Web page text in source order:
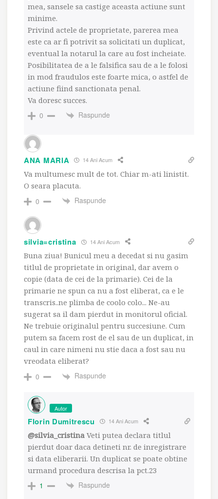
mea, sansele sa castige aceasta actiune sunt
minime.
Privind actele de proprietate, parerea mea
este ca ar fi potrivit sa solicitati un duplicat,
eventual la notarul la care au fost incheiate.
Posibilitatea de a le falsifica sau de a le folosi
in mod fraudulos este foarte mica, o astfel de
actiune fiind sanctionata penal.
Va doresc succes.
0
Raspunde
ANA MARIA 14 Ani Acum
Va multumesc mult de tot. Chiar m-ati linistit.
O seara placuta.
0
Raspunde
silvia=cristina 14 Ani Acum
Buna ziua! Bunicul meu a decedat si nu gasim
titlul de proprietate in original, dar avem o
copie (data de cei de la primarie). Cei de la
primarie ne spun ca nu a fost eliberat, ca e le
transcris..ne plimba de coolo colo... Ne-au
sugerat sa il dam pierdut in monitorul oficial.
Ne trebuie originalul pentru succesiune. Cum
putem sa facem rost de el sau de un duplicat, in
caul in care nimeni nu stie daca a fost sau nu
vreodata eliberat?
0
Raspunde
Autor
Florin Dumitrescu 14 Ani Acum
@silvia_cristina Veti putea declara titlul
pierdut doar daca detineti nr. de inregistrare
si data eliberarii. Un duplicat se poate obtine
urmand procedura descrisa la pct.23
1
Raspunde